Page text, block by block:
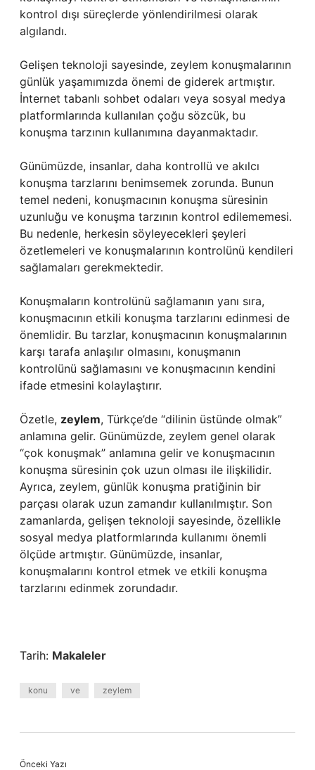
kontrol dışı süreçlerde yönlendirilmesi olarak
algılandı.
Gelişen teknoloji sayesinde, zeylem konuşmalarının
günlük yaşamımızda önemi de giderek artmıştır.
İnternet tabanlı sohbet odaları veya sosyal medya
platformlarında kullanılan çoğu sözcük, bu
konuşma tarzının kullanımına dayanmaktadır.
Günümüzde, insanlar, daha kontrollü ve akılcı
konuşma tarzlarını benimsemek zorunda. Bunun
temel nedeni, konuşmacının konuşma süresinin
uzunluğu ve konuşma tarzının kontrol edilememesi.
Bu nedenle, herkesin söyleyecekleri şeyleri
özetlemeleri ve konuşmalarının kontrolünü kendileri
sağlamaları gerekmektedir.
Konuşmaların kontrolünü sağlamanın yanı sıra,
konuşmacının etkili konuşma tarzlarını edinmesi de
önemlidir. Bu tarzlar, konuşmacının konuşmalarının
karşı tarafa anlaşılır olmasını, konuşmanın
kontrolünü sağlamasını ve konuşmacının kendini
ifade etmesini kolaylaştırır.
Özetle, zeylem, Türkçe’de “dilinin üstünde olmak”
anlamına gelir. Günümüzde, zeylem genel olarak
“çok konuşmak” anlamına gelir ve konuşmacının
konuşma süresinin çok uzun olması ile ilişkilidir.
Ayrıca, zeylem, günlük konuşma pratiğinin bir
parçası olarak uzun zamandır kullanılmıştır. Son
zamanlarda, gelişen teknoloji sayesinde, özellikle
sosyal medya platformlarında kullanımı önemli
ölçüde artmıştır. Günümüzde, insanlar,
konuşmalarını kontrol etmek ve etkili konuşma
tarzlarını edinmek zorundadır.
Tarih: Makaleler
konu ve zeylem
Önceki Yazı